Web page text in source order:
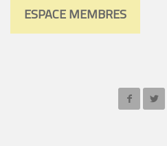
ESPACE MEMBRES